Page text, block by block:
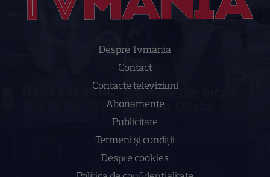
Despre Tvmania
Contact
Contacte televiziuni
Abonamente
Publicitate
Termeni și condiții
Despre cookies